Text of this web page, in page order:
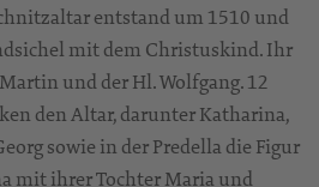
entstand um 1510 und
mit dem Christuskind. Ihr
und der Hl. Wolfgang. 12
den Altar, darunter Katharina,
sowie in der Predella die Figur
mit ihrer Tochter Maria und